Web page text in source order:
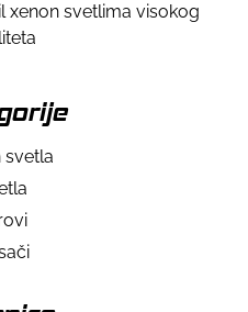
xenon svetlima visokog
svetla